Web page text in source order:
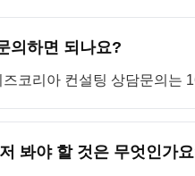
의하면 되나요?
코리아 컨설팅 상담문의는
봐야 할 것은 무엇인가